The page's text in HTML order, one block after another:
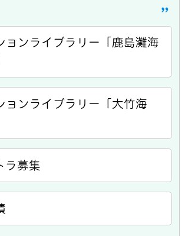
ョンライブラリー「鹿島灘海
ョンライブラリー「大竹海
ラ募集